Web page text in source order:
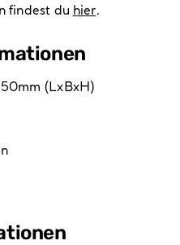
findest du hier.
(LxBxH)